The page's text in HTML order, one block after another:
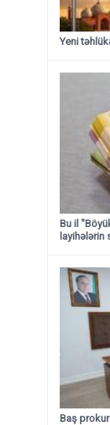
Yeni
Bu il
layihələrin
Baş